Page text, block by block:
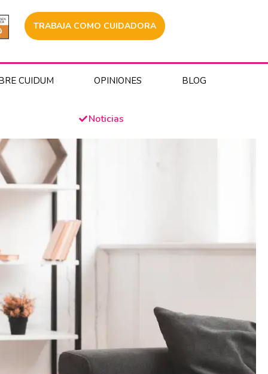
TRABAJA COMO CUIDADORA
CUIDUM OPINIONES BLOG
Noticias